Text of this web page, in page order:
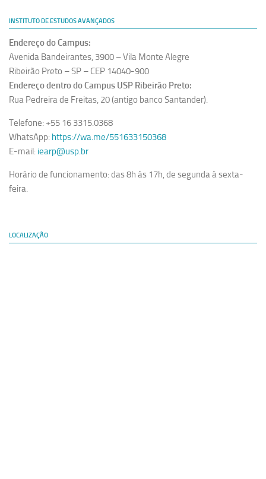
INSTITUTO DE ESTUDOS AVANÇADOS
Endereço do Campus:
Avenida Bandeirantes, 3900 – Vila Monte Alegre
Ribeirão Preto – SP – CEP 14040-900
Endereço dentro do Campus USP Ribeirão Preto:
Rua Pedreira de Freitas, 20 (antigo banco Santander).
Telefone: +55 16 3315.0368
WhatsApp: https://wa.me/551633150368
E-mail: iearp@usp.br
Horário de funcionamento: das 8h às 17h, de segunda à sexta-
feira.
LOCALIZAÇÃO